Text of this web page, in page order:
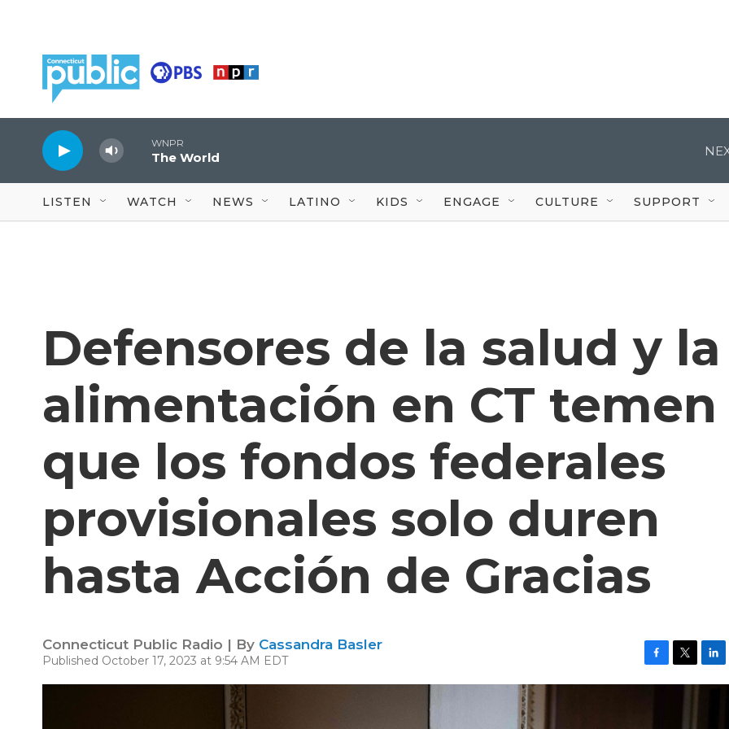
WNPR
The World
LISTEN WATCH NEWS LATINO KIDS ENGAGE CULTURE SUPPORT
Defensores de la salud y la
alimentación en CT temen
que los fondos federales
provisionales solo duren
hasta Acción de Gracias
Connecticut Public Radio | By Cassandra Basler
Published October 17, 2023 at 9:54 AM EDT
a
w
i